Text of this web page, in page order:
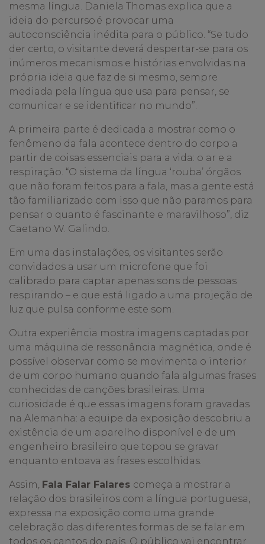
mesma língua. Daniela Thomas explica que a
ideia do percurso é provocar uma
autoconsciência inédita para o público. “Se tudo
der certo, o visitante deverá despertar-se para os
inúmeros mecanismos e histórias envolvidas na
própria ideia que faz de si mesmo, sempre
mediada pela língua que usa para pensar, se
comunicar e se identificar no mundo”.
A primeira parte é dedicada a mostrar como o
fenômeno da fala acontece dentro do corpo a
partir de coisas essenciais para a vida: o ar e a
respiração. “O sistema da língua ‘rouba’ órgãos
que não foram feitos para a fala, mas a gente está
tão familiarizado com isso que não paramos para
pensar o quanto é fascinante e maravilhoso”, diz
Caetano W. Galindo.
Em uma das instalações, os visitantes serão
convidados a usar um microfone que foi
calibrado para captar apenas sons de pessoas
respirando – e que está ligado a uma projeção de
luz que pulsa conforme este som.
Outra experiência mostra imagens captadas por
uma máquina de ressonância magnética, onde é
possível observar como se movimenta o interior
de um corpo humano quando fala algumas frases
conhecidas de canções brasileiras. Uma
curiosidade é que essas imagens foram gravadas
na Alemanha: a equipe da exposição descobriu a
existência de um aparelho disponível e de um
engenheiro brasileiro que topou se gravar
enquanto entoava as frases escolhidas.
Assim, Fala Falar Falares começa a mostrar a
relação dos brasileiros com a língua portuguesa,
expressa na exposição como uma grande
celebração das diferentes formas de se falar em
todos os cantos do país. O público vai encontrar